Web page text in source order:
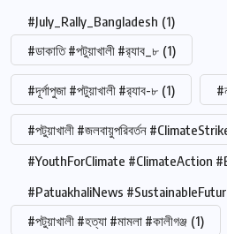
#July_Rally_Bangladesh (1)
#ডাকাতি #পটুয়াখালী #র‍্যাব_৮ (1)
#দূর্গাপুজা #পটুয়াখালী #র‍্যাব-৮ (1)
#পটুয়াখালী #জলবায়ুপরিবর্তন
#YouthForClimate #ClimateAction
#PatuakhaliNews
#পটুয়াখালী #হত্যা #মামলা #কালীগঞ্জ (1)